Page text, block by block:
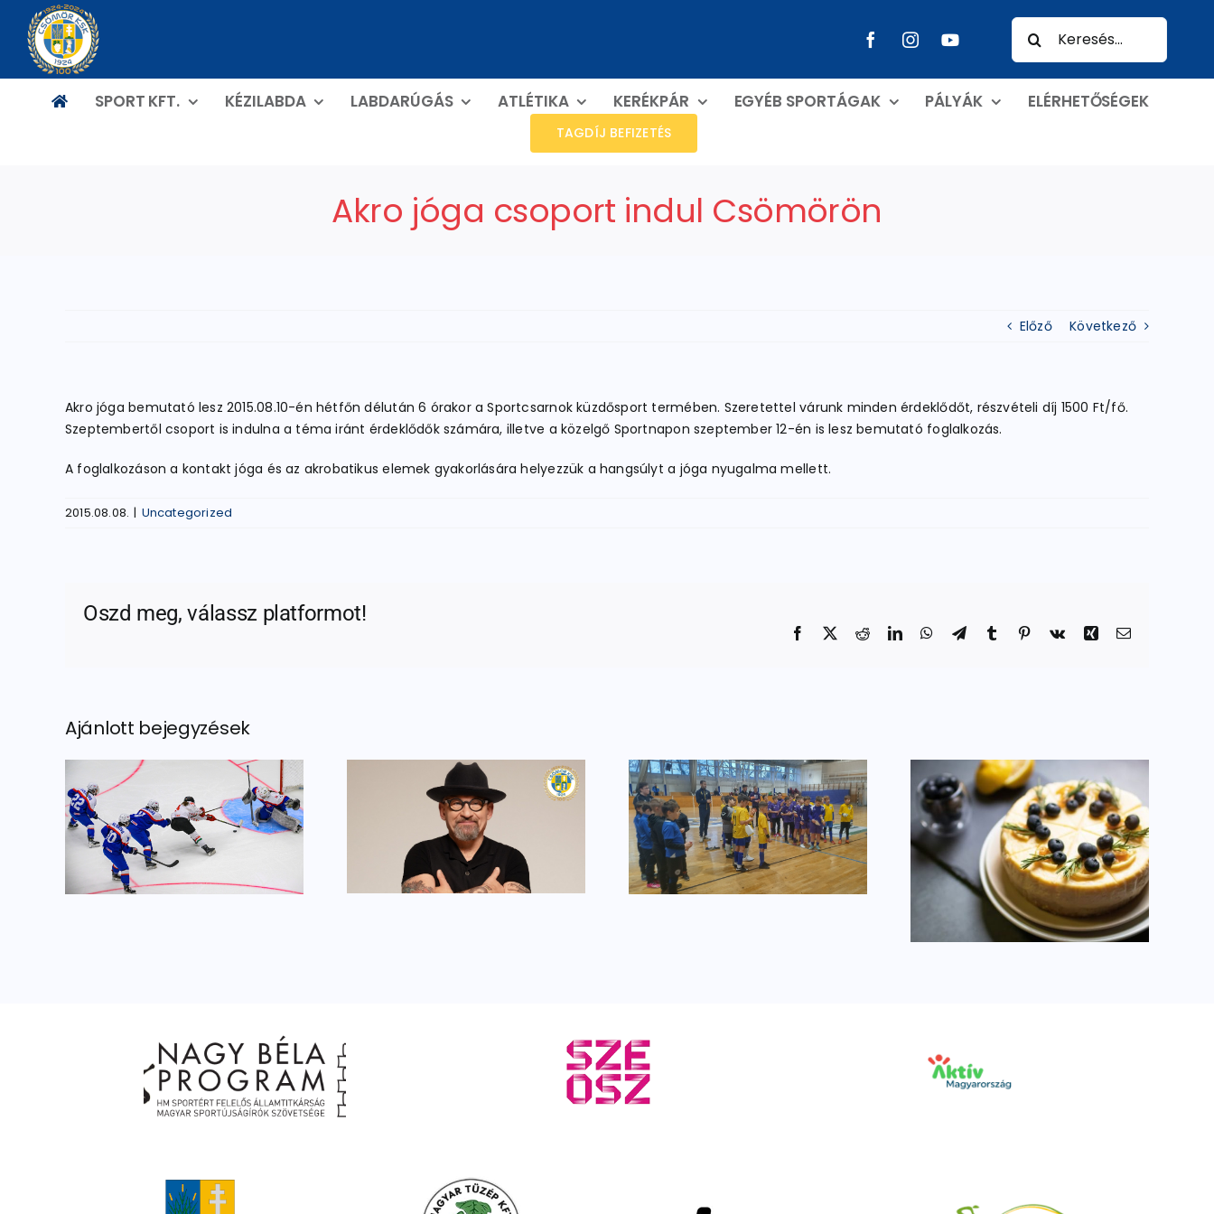
Kihagyás
Keresés...
SPORT KFT. KÉZILABDA LABDARÚGÁS ATLÉTIKA KERÉKPÁR EGYÉB SPORTÁGAK PÁLYÁK ELÉRHETŐSÉGEK
TAGDÍJ BEFIZETÉS
Akro jóga csoport indul Csömörön
Előző Következő
Akro jóga bemutató lesz 2015.08.10-én hétfőn délután 6 órakor a Sportcsarnok küzdősport termében. Szeretettel várunk minden érdeklődőt, részvételi díj 1500 Ft/fő.
Szeptembertől csoport is indulna a téma iránt érdeklődők számára, illetve a közelgő Sportnapon szeptember 12-én is lesz bemutató foglalkozás.
A foglalkozáson a kontakt jóga és az akrobatikus elemek gyakorlására helyezzük a hangsúlyt a jóga nyugalma mellett.
2015.08.08. | Uncategorized
Oszd meg, válassz platformot!
Facebook RedditLinkedInWhatsApp
TelegramTumblr Pinterest
Vk Xing Email:
Ajánlott bejegyzések
Igazi legenda a
Sportbál színpadán
Utánpótlás
focitornával nyitjuk
az évet
Ferrero Rocher-
szelet egészséges
csavarral
Másodikként zártunk